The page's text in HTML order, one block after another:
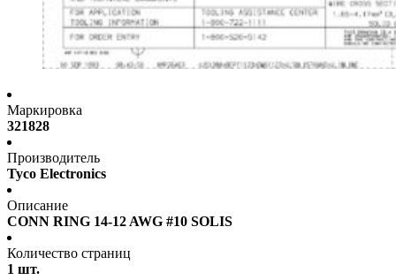
Маркировка
321828
Производитель
Tyco Electronics
Описание
CONN RING 14-12 AWG #10 SOLIS
Количество страниц
1 шт.